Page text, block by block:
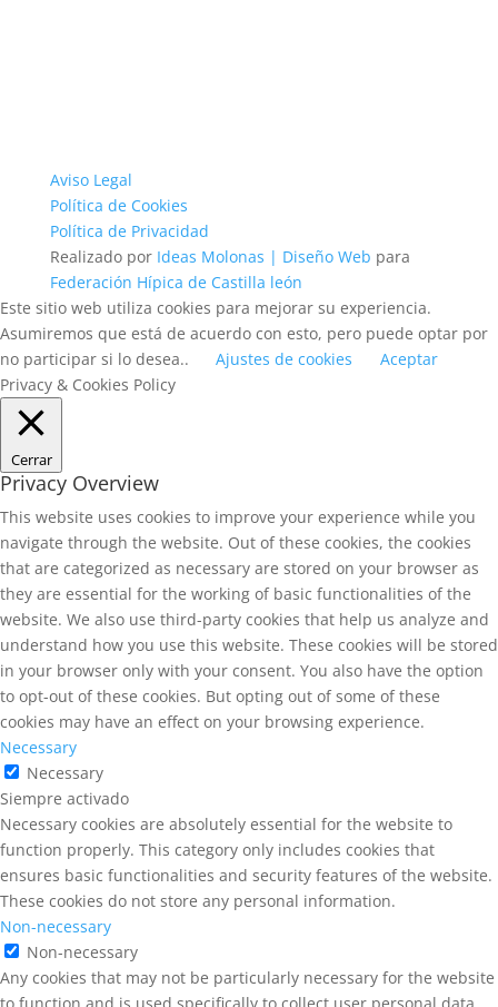
Aviso Legal
Política de Cookies
Política de Privacidad
Realizado por Ideas Molonas | Diseño Web para
Federación Hípica de Castilla león
Este sitio web utiliza cookies para mejorar su experiencia.
Asumiremos que está de acuerdo con esto, pero puede optar por
no participar si lo desea..
Ajustes de cookies
Aceptar
Privacy & Cookies Policy
Cerrar
Privacy Overview
This website uses cookies to improve your experience while you
navigate through the website. Out of these cookies, the cookies
that are categorized as necessary are stored on your browser as
they are essential for the working of basic functionalities of the
website. We also use third-party cookies that help us analyze and
understand how you use this website. These cookies will be stored
in your browser only with your consent. You also have the option
to opt-out of these cookies. But opting out of some of these
cookies may have an effect on your browsing experience.
Necessary
Necessary
Siempre activado
Necessary cookies are absolutely essential for the website to
function properly. This category only includes cookies that
ensures basic functionalities and security features of the website.
These cookies do not store any personal information.
Non-necessary
Non-necessary
Any cookies that may not be particularly necessary for the website